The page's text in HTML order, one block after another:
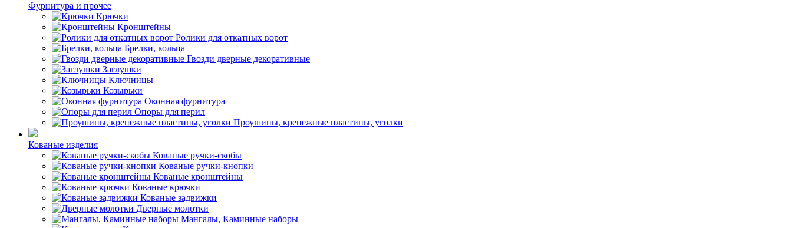
Фурнитура и прочее
Крючки
Кронштейны
Ролики для откатных ворот
Брелки, кольца
Гвозди дверные декоративные
Заглушки
Ключницы
Козырьки
Оконная фурнитура
Опоры для перил
Проушины, крепежные пластины, уголки
Кованые изделия
Кованые ручки-скобы
Кованые ручки-кнопки
Кованые кронштейны
Кованые крючки
Кованые задвижки
Дверные молотки
Мангалы, Каминные наборы